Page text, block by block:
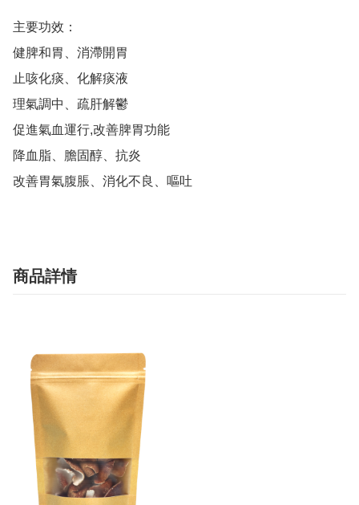
主要功效：
健脾和胃、消滯開胃
止咳化痰、化解痰液
理氣調中、疏肝解鬱
促進氣血運行,改善脾胃功能
降血脂、膽固醇、抗炎
改善胃氣腹脹、消化不良、嘔吐
商品詳情